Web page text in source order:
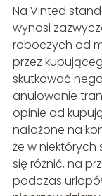
Na Vinted
wynosi
roboczych od
przez
skutkować
anulowanie
opinie od
nałożone na
że w niektórych
się różnić, na
podczas